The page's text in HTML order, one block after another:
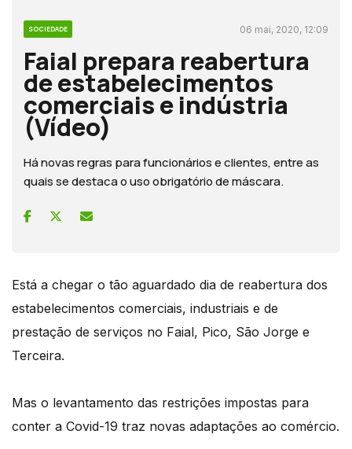
SOCIEDADE 06 mai, 2020, 12:09
Faial prepara reabertura
de estabelecimentos
comerciais e indústria
(Vídeo)
Há novas regras para funcionários e clientes, entre as
quais se destaca o uso obrigatório de máscara.
Está a chegar o tão aguardado dia de reabertura dos
estabelecimentos comerciais, industriais e de
prestação de serviços no Faial, Pico, São Jorge e
Terceira.
Mas o levantamento das restrições impostas para
conter a Covid-19 traz novas adaptações ao comércio.